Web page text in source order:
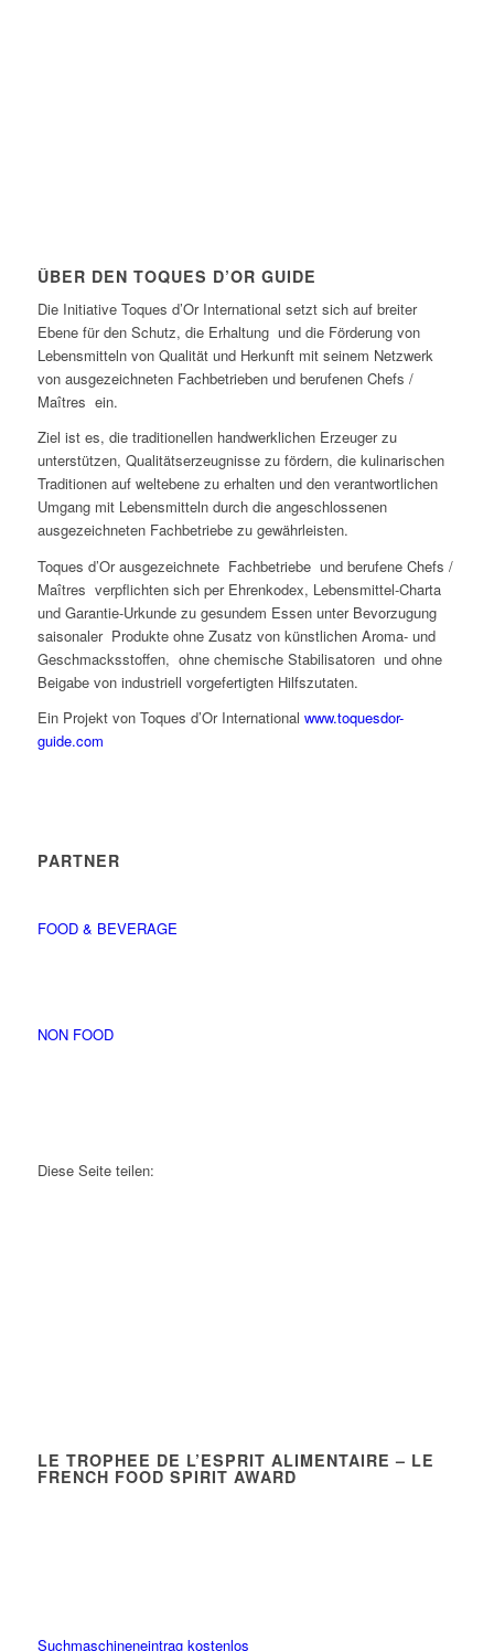
ÜBER DEN TOQUES D’OR GUIDE
Die Initiative Toques d’Or International setzt sich auf breiter
Ebene für den Schutz, die Erhaltung und die Förderung von
Lebensmitteln von Qualität und Herkunft mit seinem Netzwerk
von ausgezeichneten Fachbetrieben und berufenen Chefs /
Maîtres ein.
Ziel ist es, die traditionellen handwerklichen Erzeuger zu
unterstützen, Qualitätserzeugnisse zu fördern, die kulinarischen
Traditionen auf weltebene zu erhalten und den verantwortlichen
Umgang mit Lebensmitteln durch die angeschlossenen
ausgezeichneten Fachbetriebe zu gewährleisten.
Toques d’Or ausgezeichnete Fachbetriebe und berufene Chefs /
Maîtres verpflichten sich per Ehrenkodex, Lebensmittel-Charta
und Garantie-Urkunde zu gesundem Essen unter Bevorzugung
saisonaler Produkte ohne Zusatz von künstlichen Aroma- und
Geschmacksstoffen, ohne chemische Stabilisatoren und ohne
Beigabe von industriell vorgefertigten Hilfszutaten.
Ein Projekt von Toques d’Or International www.toquesdor-
guide.com
PARTNER
FOOD & BEVERAGE
NON FOOD
Diese Seite teilen:
LE TROPHEE DE L’ESPRIT ALIMENTAIRE – LE
FRENCH FOOD SPIRIT AWARD
Suchmaschineneintrag kostenlos